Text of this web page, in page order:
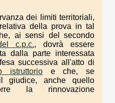
dei limiti territoriali,
della prova in tal
ai sensi del secondo
c.p.c., dovrà essere
dalla parte interessata
successiva all'atto di
istruttorio e che, se
giudice, anche quello
la rinnovazione